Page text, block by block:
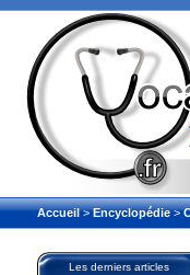
Accueil>Encyclopédie>
Les derniers articles